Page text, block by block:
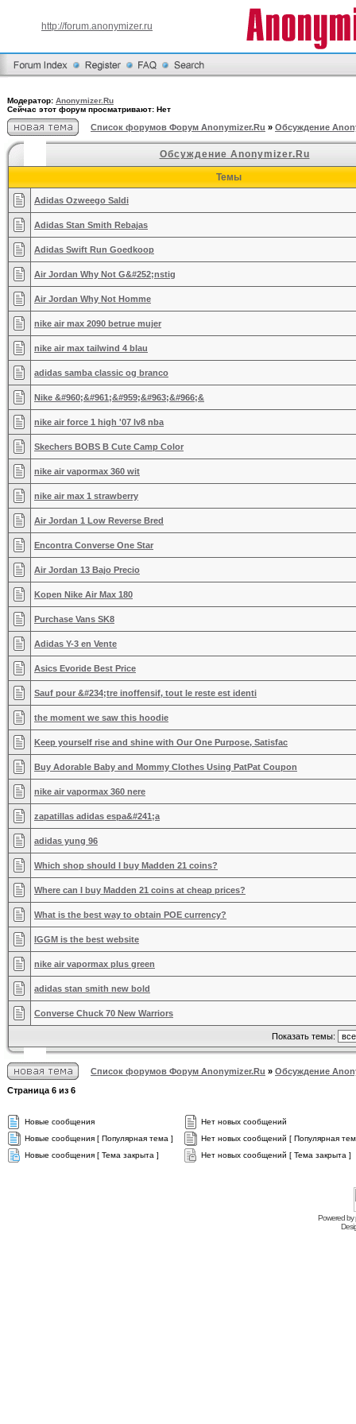
http://forum.anonymizer.ru
Модератор: Anonymizer.Ru
Сейчас этот форум просматривают: Нет
Список форумов Форум Anonymizer.Ru » Обсуждение
Обсуждение Anonymizer.Ru
Темы
Adidas Ozweego Saldi
Adidas Stan Smith Rebajas
Adidas Swift Run Goedkoop
Air Jordan Why Not G&#252;nstig
Air Jordan Why Not Homme
nike air max 2090 betrue mujer
nike air max tailwind 4 blau
adidas samba classic og branco
Nike &#960;&#961;&#959;&#963;&#966;&
nike air force 1 high '07 lv8 nba
Skechers BOBS B Cute Camp Color
nike air vapormax 360 wit
nike air max 1 strawberry
Air Jordan 1 Low Reverse Bred
Encontra Converse One Star
Air Jordan 13 Bajo Precio
Kopen Nike Air Max 180
Purchase Vans SK8
Adidas Y-3 en Vente
Asics Evoride Best Price
Sauf pour &#234;tre inoffensif, tout le reste est identi
the moment we saw this hoodie
Keep yourself rise and shine with Our One Purpose, Satisfac
Buy Adorable Baby and Mommy Clothes Using PatPat Coupon
nike air vapormax 360 nere
zapatillas adidas espa&#241;a
adidas yung 96
Which shop should I buy Madden 21 coins?
Where can I buy Madden 21 coins at cheap prices?
What is the best way to obtain POE currency?
IGGM is the best website
nike air vapormax plus green
adidas stan smith new bold
Converse Chuck 70 New Warriors
Показать темы:
Список форумов Форум Anonymizer.Ru » Обсуждение
Страница 6 из 6
Новые сообщения
Нет новых сообщений
Новые сообщения [ Популярная тема ]
Нет новых сообщений [ Популярная
Новые сообщения [ Тема закрыта ]
Нет новых сообщений [ Тема закрыта ]
Powered by